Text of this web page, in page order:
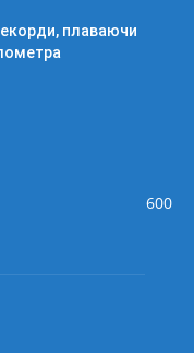
плаваючи
600